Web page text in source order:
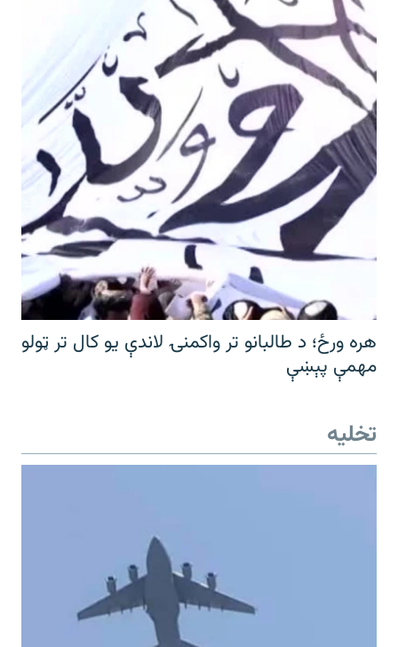
هره ورځ؛ د طالبانو تر واکمنۍ لاندې یو کال تر ټولو
مهمې پېښې
تخلیه